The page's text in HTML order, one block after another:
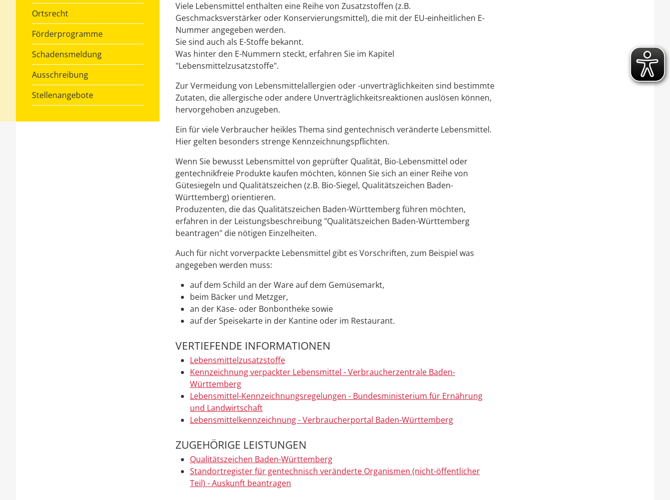
Ortsrecht
Förderprogramme
Schadensmeldung
Ausschreibung
Stellenangebote
Viele Lebensmittel enthalten eine Reihe von Zusatzstoffen (z.B.
Geschmacksverstärker oder Konservierungsmittel), die mit der EU-einheitlichen E-
Nummer angegeben werden.
Sie sind auch als E-Stoffe bekannt.
Was hinter den E-Nummern steckt, erfahren Sie im Kapitel
"Lebensmittelzusatzstoffe".
Zur Vermeidung von Lebensmittelallergien oder -unverträglichkeiten sind bestimmte
Zutaten, die allergische oder andere Unverträglichkeitsreaktionen auslösen können,
hervorgehoben anzugeben.
Ein für viele Verbraucher heikles Thema sind gentechnisch veränderte Lebensmittel.
Hier gelten besonders strenge Kennzeichnungspflichten.
Wenn Sie bewusst Lebensmittel von geprüfter Qualität, Bio-Lebensmittel oder
gentechnikfreie Produkte kaufen möchten, können Sie sich an einer Reihe von
Gütesiegeln und Qualitätszeichen (z.B. Bio-Siegel, Qualitätszeichen Baden-
Württemberg) orientieren.
Produzenten, die das Qualitätszeichen Baden-Württemberg führen möchten,
erfahren in der Leistungsbeschreibung "Qualitätszeichen Baden-Württemberg
beantragen" die nötigen Einzelheiten.
Auch für nicht vorverpackte Lebensmittel gibt es Vorschriften, zum Beispiel was
angegeben werden muss:
auf dem Schild an der Ware auf dem Gemüsemarkt,
beim Bäcker und Metzger,
an der Käse- oder Bonbontheke sowie
auf der Speisekarte in der Kantine oder im Restaurant.
VERTIEFENDE INFORMATIONEN
Lebensmittelzusatzstoffe
Kennzeichnung verpackter Lebensmittel - Verbraucherzentrale Baden-
Württemberg
Lebensmittel-Kennzeichnungsregelungen - Bundesministerium für Ernährung
und Landwirtschaft
Lebensmittelkennzeichnung - Verbraucherportal Baden-Württemberg
ZUGEHÖRIGE LEISTUNGEN
Qualitätszeichen Baden-Württemberg
Standortregister für gentechnisch veränderte Organismen (nicht-öffentlicher
Teil) - Auskunft beantragen